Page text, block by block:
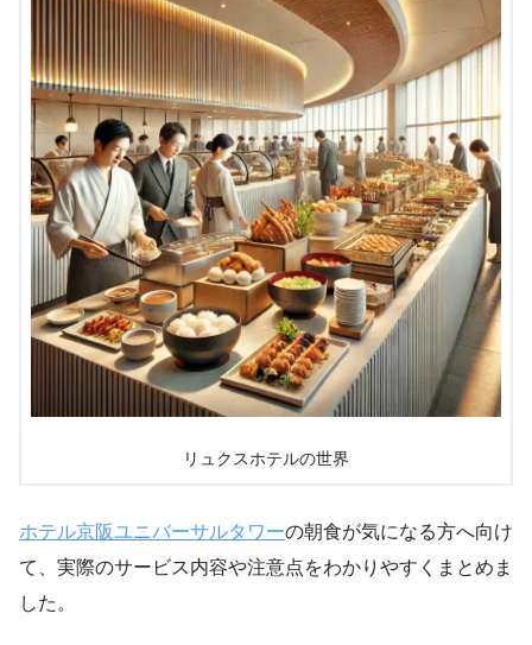
リュクスホテルの世界
ホテル京阪ユニバーサルタワーの朝食が気になる方へ向け
て、実際のサービス内容や注意点をわかりやすくまとめま
した。